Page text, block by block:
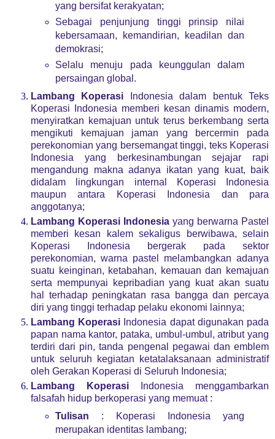
yang bersifat kerakyatan;
Sebagai penjunjung tinggi prinsip nilai
kebersamaan, kemandirian, keadilan dan
demokrasi;
Selalu menuju pada keunggulan dalam
persaingan global.
Lambang Koperasi Indonesia dalam bentuk Teks
Koperasi Indonesia memberi kesan dinamis modern,
menyiratkan kemajuan untuk terus berkembang serta
mengikuti kemajuan jaman yang bercermin pada
perekonomian yang bersemangat tinggi, teks Koperasi
Indonesia yang berkesinambungan sejajar rapi
mengandung makna adanya ikatan yang kuat, baik
didalam lingkungan internal Koperasi Indonesia
maupun antara Koperasi Indonesia dan para
anggotanya;
Lambang Koperasi Indonesia yang berwarna Pastel
memberi kesan kalem sekaligus berwibawa, selain
Koperasi Indonesia bergerak pada sektor
perekonomian, warna pastel melambangkan adanya
suatu keinginan, ketabahan, kemauan dan kemajuan
serta mempunyai kepribadian yang kuat akan suatu
hal terhadap peningkatan rasa bangga dan percaya
diri yang tinggi terhadap pelaku ekonomi lainnya;
Lambang Koperasi Indonesia dapat digunakan pada
papan nama kantor, pataka, umbul-umbul, atribut yang
terdiri dari pin, tanda pengenal pegawai dan emblem
untuk seluruh kegiatan ketatalaksanaan administratif
oleh Gerakan Koperasi di Seluruh Indonesia;
Lambang Koperasi
Indonesia menggambarkan
falsafah hidup berkoperasi yang memuat :
Tulisan : Koperasi Indonesia yang
merupakan identitas lambang;